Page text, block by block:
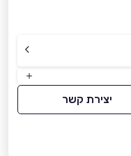
יצירת קשר